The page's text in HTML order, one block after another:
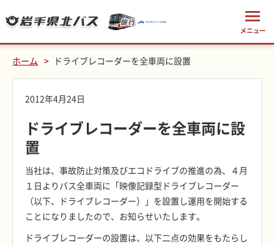
ホーム ドライブレコーダーを全車両に設置
2012年4月24日
ドライブレコーダーを全車両に設
置
当社は、事故防止対策及びエコドライブの推進の為、４月
１日よりバス全車両に「映像記録型ドライブレコーダー
（以下、ドライブレコーダー）」を設置し運用を開始する
ことになりましたので、お知らせいたします。
ドライブレコーダーの設置は、以下二点の効果をもたらし